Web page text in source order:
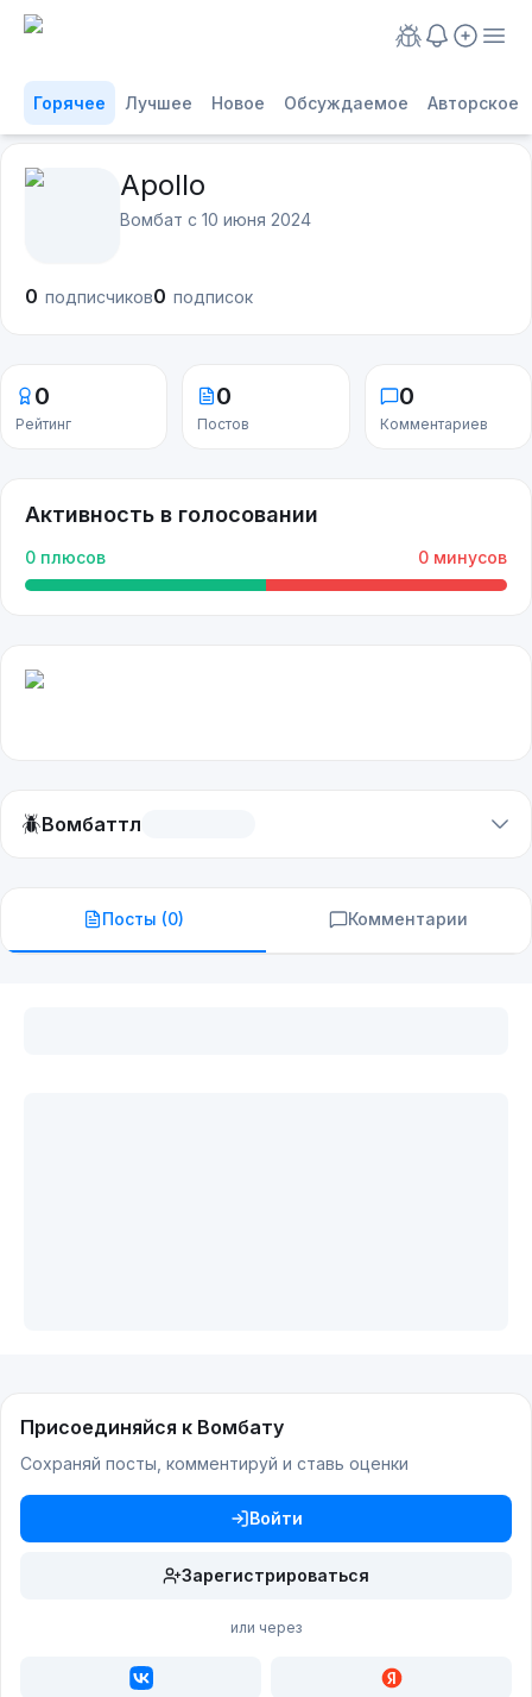
Горячее Лучшее Новое Обсуждаемое Авторское
Apollo
Вомбат с 10 июня 2024
0 подписчиков0 подписок
0
Рейтинг
0
Постов
0
Комментариев
Активность в голосовании
0 плюсов 0 минусов
🪲Вомбаттл
Посты (0) Комментарии
Присоединяйся к Вомбату
Сохраняй посты, комментируй и ставь оценки
Войти
Зарегистрироваться
или через